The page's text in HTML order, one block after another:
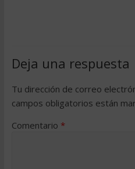
Deja una respuesta
Tu dirección de correo
campos obligatorios están
Comentario *